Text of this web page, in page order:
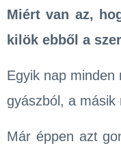
Miért van az,
kilök ebből a
Egyik nap
gyászból, a másik
Már éppen azt